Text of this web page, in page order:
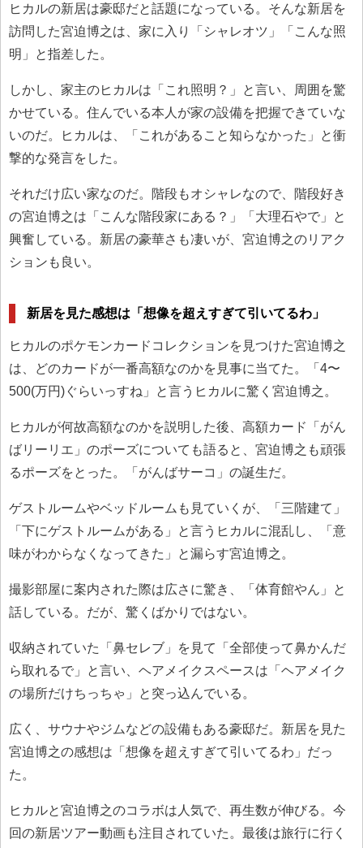
ヒカルの新居は豪邸だと話題になっている。そんな新居を
訪問した宮迫博之は、家に入り「シャレオツ」「こんな照
明」と指差した。
しかし、家主のヒカルは「これ照明？」と言い、周囲を驚
かせている。住んでいる本人が家の設備を把握できていな
いのだ。ヒカルは、「これがあること知らなかった」と衝
撃的な発言をした。
それだけ広い家なのだ。階段もオシャレなので、階段好き
の宮迫博之は「こんな階段家にある？」「大理石やで」と
興奮している。新居の豪華さも凄いが、宮迫博之のリアク
ションも良い。
新居を見た感想は「想像を超えすぎて引いてるわ」
ヒカルのポケモンカードコレクションを見つけた宮迫博之
は、どのカードが一番高額なのかを見事に当てた。「4〜
500(万円)ぐらいっすね」と言うヒカルに驚く宮迫博之。
ヒカルが何故高額なのかを説明した後、高額カード「がん
ばリーリエ」のポーズについても語ると、宮迫博之も頑張
るポーズをとった。「がんばサーコ」の誕生だ。
ゲストルームやベッドルームも見ていくが、「三階建て」
「下にゲストルームがある」と言うヒカルに混乱し、「意
味がわからなくなってきた」と漏らす宮迫博之。
撮影部屋に案内された際は広さに驚き、「体育館やん」と
話している。だが、驚くばかりではない。
収納されていた「鼻セレブ」を見て「全部使って鼻かんだ
ら取れるで」と言い、ヘアメイクスペースは「ヘアメイク
の場所だけちっちゃ」と突っ込んでいる。
広く、サウナやジムなどの設備もある豪邸だ。新居を見た
宮迫博之の感想は「想像を超えすぎて引いてるわ」だっ
た。
ヒカルと宮迫博之のコラボは人気で、再生数が伸びる。今
回の新居ツアー動画も注目されていた。最後は旅行に行く